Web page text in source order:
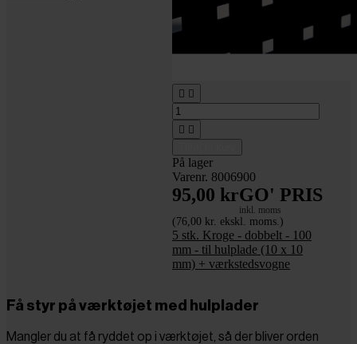
 
 
På lager
Varenr. 8006900
95,00 krGO' PRIS
inkl. moms
(76,00 kr. ekskl. moms.)
5 stk. Kroge - dobbelt - 100
mm - til hulplade (10 x 10
mm) + værkstedsvogne
Få styr på værktøjet med hulplader
Mangler du at få ryddet op i værktøjet, så der bliver orden